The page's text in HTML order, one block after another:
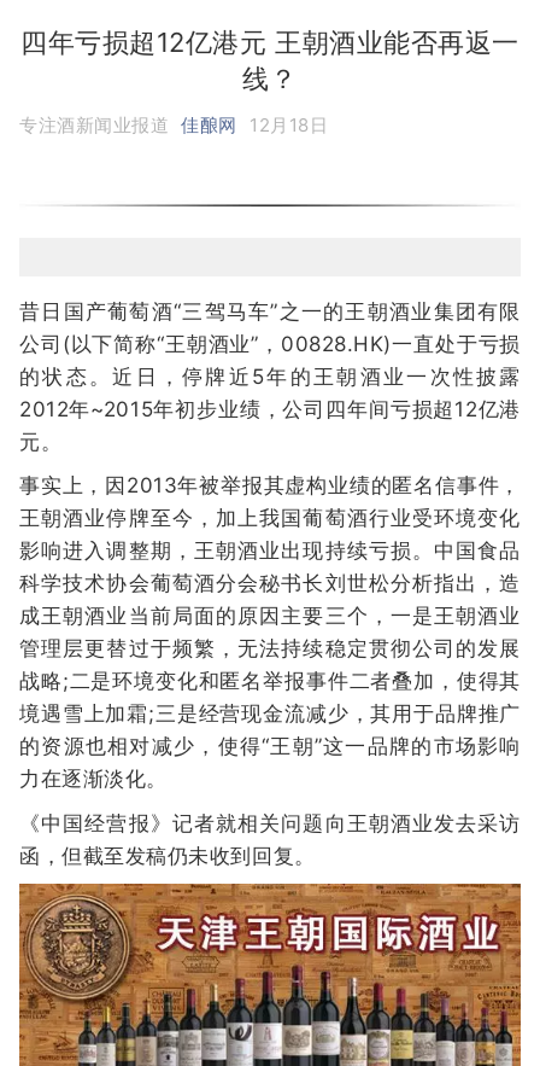
四年亏损超12亿港元 王朝酒业能否再返一
线？
专注酒新闻业报道 佳酿网 12月18日
昔日国产葡萄酒“三驾马车”之一的王朝酒业集团有限
公司(以下简称“王朝酒业”，00828.HK)一直处于亏损
的状态。近日，停牌近5年的王朝酒业一次性披露
2012年~2015年初步业绩，公司四年间亏损超12亿港
元。
事实上，因2013年被举报其虚构业绩的匿名信事件，
王朝酒业停牌至今，加上我国葡萄酒行业受环境变化
影响进入调整期，王朝酒业出现持续亏损。中国食品
科学技术协会葡萄酒分会秘书长刘世松分析指出，造
成王朝酒业当前局面的原因主要三个，一是王朝酒业
管理层更替过于频繁，无法持续稳定贯彻公司的发展
战略;二是环境变化和匿名举报事件二者叠加，使得其
境遇雪上加霜;三是经营现金流减少，其用于品牌推广
的资源也相对减少，使得“王朝”这一品牌的市场影响
力在逐渐淡化。
《中国经营报》记者就相关问题向王朝酒业发去采访
函，但截至发稿仍未收到回复。